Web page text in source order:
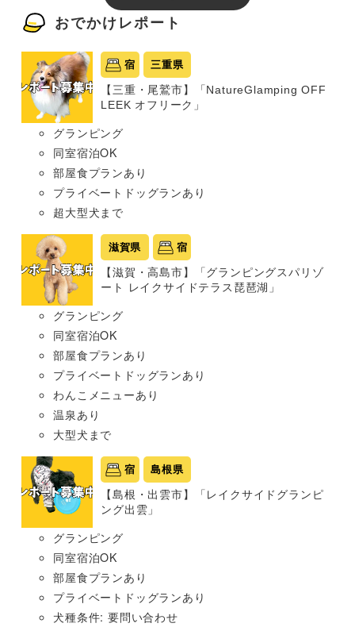
おでかけレポート
宿 三重県
【三重・尾鷲市】「NatureGlamping OFF
LEEK オフリーク」
グランピング
同室宿泊OK
部屋食プランあり
プライベートドッグランあり
超大型犬まで
滋賀県 宿
【滋賀・高島市】「グランピングスパリゾ
ート レイクサイドテラス琵琶湖」
グランピング
同室宿泊OK
部屋食プランあり
プライベートドッグランあり
わんこメニューあり
温泉あり
大型犬まで
宿 島根県
【島根・出雲市】「レイクサイドグランピ
ング出雲」
グランピング
同室宿泊OK
部屋食プランあり
プライベートドッグランあり
犬種条件: 要問い合わせ